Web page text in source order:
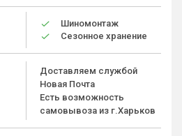
Шиномонтаж
Сезонное хранение
Доставляем службой
Новая Почта
Есть возможность
самовывоза из г.Харьков